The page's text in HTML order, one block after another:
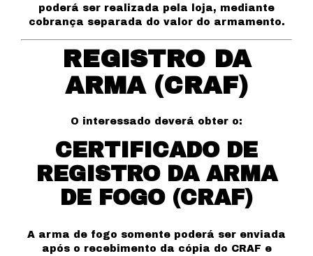
poderá ser realizada pela loja, mediante
cobrança separada do valor do armamento.
REGISTRO DA
ARMA (CRAF)
O interessado deverá obter o:
CERTIFICADO DE
REGISTRO DA ARMA
DE FOGO (CRAF)
A arma de fogo somente poderá ser enviada
após o recebimento da cópia do CRAF e